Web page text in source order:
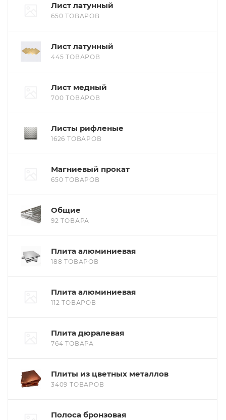
Лист латунный
650 ТОВАРОВ
Лист латунный
445 ТОВАРОВ
Лист медный
700 ТОВАРОВ
Листы рифленые
1626 ТОВАРОВ
Магниевый прокат
650 ТОВАРОВ
Общие
92 ТОВАРА
Плита алюминиевая
188 ТОВАРОВ
Плита алюминиевая
112 ТОВАРОВ
Плита дюралевая
764 ТОВАРА
Плиты из цветных металлов
3409 ТОВАРОВ
Полоса бронзовая